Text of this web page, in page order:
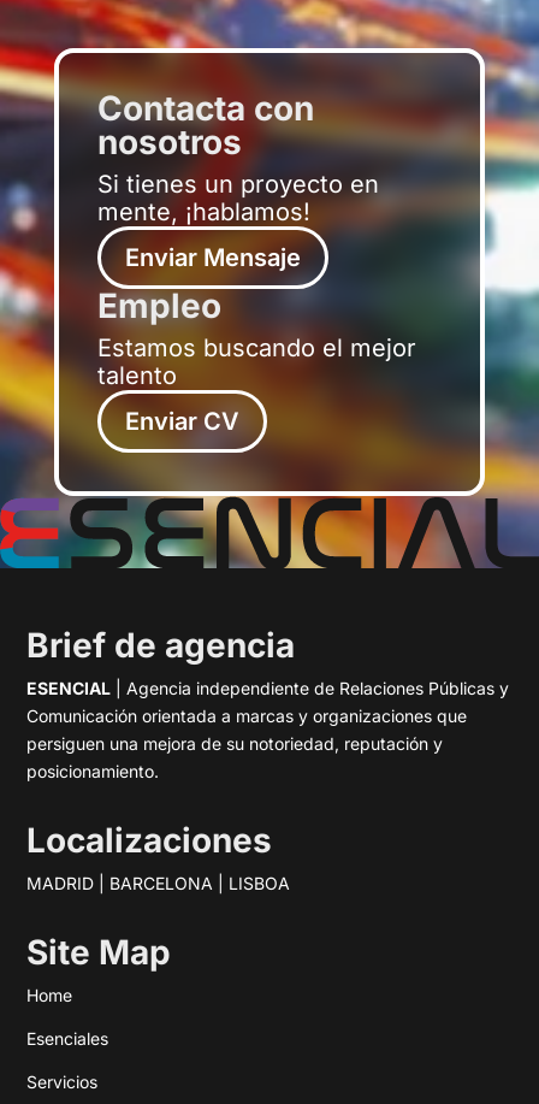
Contacta con
nosotros
Si tienes un proyecto en
mente, ¡hablamos!
Enviar Mensaje
Empleo
Estamos buscando el mejor
talento
Enviar CV
Brief de agencia
ESENCIAL | Agencia independiente de Relaciones Públicas y
Comunicación orientada a marcas y organizaciones que
persiguen una mejora de su notoriedad, reputación y
posicionamiento.
Localizaciones
MADRID | BARCELONA | LISBOA
Site Map
Home
Esenciales
Servicios